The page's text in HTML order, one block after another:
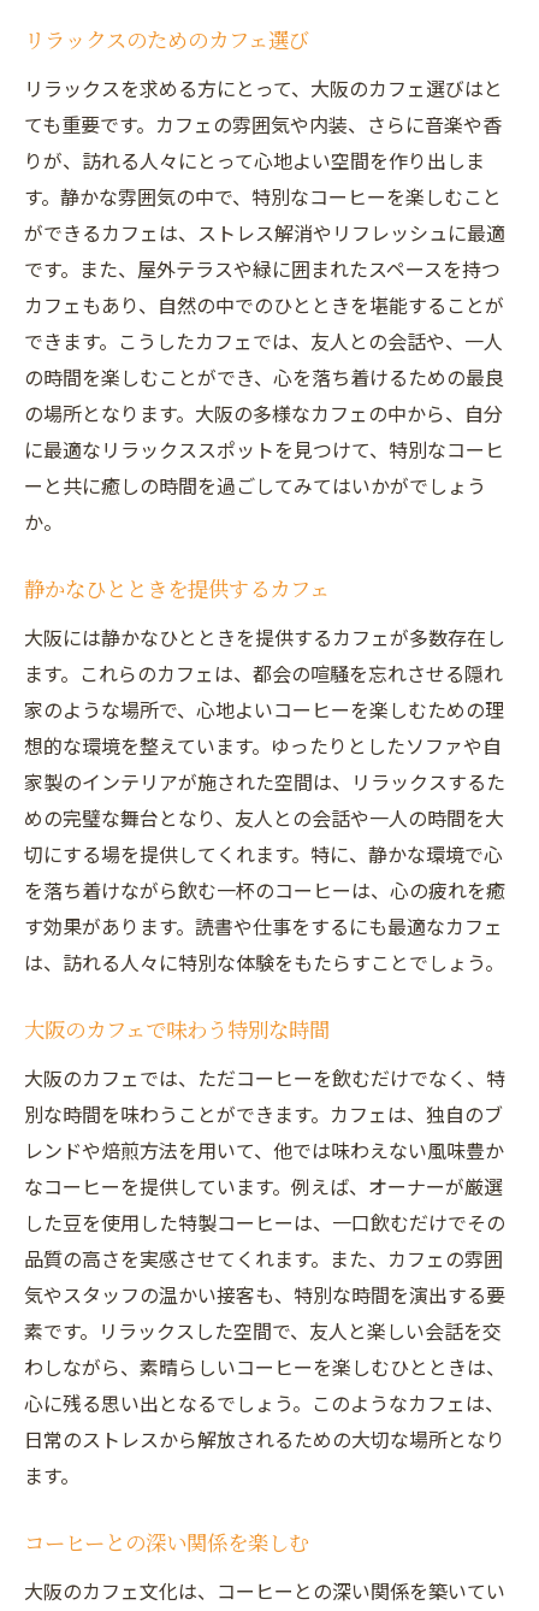
リラックスのためのカフェ選び
リラックスを求める方にとって、大阪のカフェ選びはと
ても重要です。カフェの雰囲気や内装、さらに音楽や香
りが、訪れる人々にとって心地よい空間を作り出しま
す。静かな雰囲気の中で、特別なコーヒーを楽しむこと
ができるカフェは、ストレス解消やリフレッシュに最適
です。また、屋外テラスや緑に囲まれたスペースを持つ
カフェもあり、自然の中でのひとときを堪能することが
できます。こうしたカフェでは、友人との会話や、一人
の時間を楽しむことができ、心を落ち着けるための最良
の場所となります。大阪の多様なカフェの中から、自分
に最適なリラックススポットを見つけて、特別なコーヒ
ーと共に癒しの時間を過ごしてみてはいかがでしょう
か。
静かなひとときを提供するカフェ
大阪には静かなひとときを提供するカフェが多数存在し
ます。これらのカフェは、都会の喧騒を忘れさせる隠れ
家のような場所で、心地よいコーヒーを楽しむための理
想的な環境を整えています。ゆったりとしたソファや自
家製のインテリアが施された空間は、リラックスするた
めの完璧な舞台となり、友人との会話や一人の時間を大
切にする場を提供してくれます。特に、静かな環境で心
を落ち着けながら飲む一杯のコーヒーは、心の疲れを癒
す効果があります。読書や仕事をするにも最適なカフェ
は、訪れる人々に特別な体験をもたらすことでしょう。
大阪のカフェで味わう特別な時間
大阪のカフェでは、ただコーヒーを飲むだけでなく、特
別な時間を味わうことができます。カフェは、独自のブ
レンドや焙煎方法を用いて、他では味わえない風味豊か
なコーヒーを提供しています。例えば、オーナーが厳選
した豆を使用した特製コーヒーは、一口飲むだけでその
品質の高さを実感させてくれます。また、カフェの雰囲
気やスタッフの温かい接客も、特別な時間を演出する要
素です。リラックスした空間で、友人と楽しい会話を交
わしながら、素晴らしいコーヒーを楽しむひとときは、
心に残る思い出となるでしょう。このようなカフェは、
日常のストレスから解放されるための大切な場所となり
ます。
コーヒーとの深い関係を楽しむ
大阪のカフェ文化は、コーヒーとの深い関係を築いてい